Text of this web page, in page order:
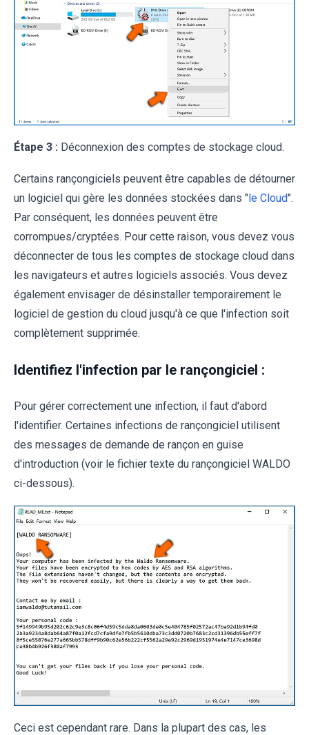
Étape 3 : Déconnexion des comptes de stockage cloud.
Certains rançongiciels peuvent être capables de détourner
un logiciel qui gère les données stockées dans "le Cloud".
Par conséquent, les données peuvent être
corrompues/cryptées. Pour cette raison, vous devez vous
déconnecter de tous les comptes de stockage cloud dans
les navigateurs et autres logiciels associés. Vous devez
également envisager de désinstaller temporairement le
logiciel de gestion du cloud jusqu'à ce que l'infection soit
complètement supprimée.
Identifiez l'infection par le rançongiciel :
Pour gérer correctement une infection, il faut d'abord
l'identifier. Certaines infections de rançongiciel utilisent
des messages de demande de rançon en guise
d'introduction (voir le fichier texte du rançongiciel WALDO
ci-dessous).
Ceci est cependant rare. Dans la plupart des cas, les